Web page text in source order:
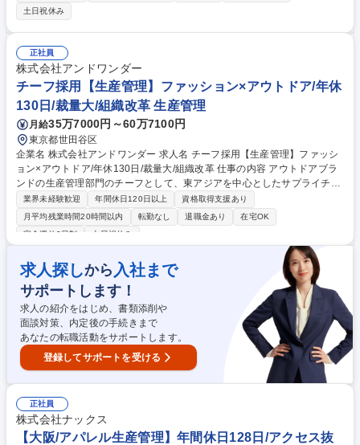
効率化および品質向上を推進していただきます。 工場・物流会社等と連携
しSCM推進・業務改善を担います。 ・工程・作業改善：工程の無駄削
減、手順見直し ・SCM・在庫適正化：発注・納期管理、在庫削減 ・品
質・物流改善：不具合の分析・対策、輸送コスト削減 ・PDCA推進：効果
検証と再改善の実施 ★数字・データをもとに自ら課題を発見し、未経験領
域も調べて自走できる方を求めています。 募集職種 工場や物流の課題を
数値分析し改善ＰＤＣＡを主導するＳＣＭ担当/年休128日
土日祝休み
正社員
株式会社アンドワンダー
チーフ採用【生産管理】ファッション×アウトドア/年休
130日/裁量大/組織改革 生産管理
月給35万7000円～60万7100円
東京都世田谷区
企業名 株式会社アンドワンダー 求人名 チーフ採用【生産管理】ファッシ
ョン×アウトドア/年休130日/裁量大/組織改革 仕事の内容 アウトドアブラ
ンドの生産管理部門のチーフとして、東アジアを中心としたサプライチェ
ーンの再構築をリードしていただきます。定番商品が半分を占める特性を
活かし、工場との長期的な関係構築が可能です。 【具体的な業務】■国内
外の縫製工場、テキスタイル、加工工場および商社・メーカーとの窓口業
ン、計画的な業務設計が可能です） ■商品のサンプル出し、品質管理（検
品業務含む） ■付属の手配業務、自社システム入力、ライセンス管理 ■3名
の経験豊富なメンバー(全員10年以上の経験者)のマネジメント 募集職種
チーフ採用【生産管理】ファッション×アウトドア/年休130日/裁量大/組織
改革
業界未経験歓迎 年間休日120日以上
資格取得支援あり
月平均残業時間20時間以内
転勤なし 退職金あり
在宅OK
完全週休2日制
土日祝休み
求人探しから 入社まで
サポートします！
求人の紹介をはじめ、書類添削や
面談対策、内定後の手続きまで
あなたの転職活動をサポートします。
登録してサポートを受ける
正社員
株式会社ナックス
【大阪/アパレル生産管理】年間休日128日/アクセス抜